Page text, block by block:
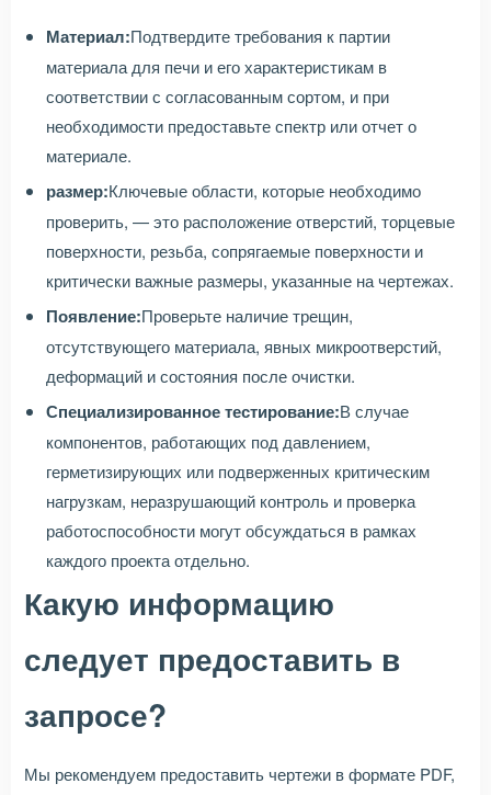
Материал:Подтвердите требования к партии
материала для печи и его характеристикам в
соответствии с согласованным сортом, и при
необходимости предоставьте спектр или отчет о
материале.
размер:Ключевые области, которые необходимо
проверить, — это расположение отверстий, торцевые
поверхности, резьба, сопрягаемые поверхности и
критически важные размеры, указанные на чертежах.
Появление:Проверьте наличие трещин,
отсутствующего материала, явных микроотверстий,
деформаций и состояния после очистки.
Специализированное тестирование:В случае
компонентов, работающих под давлением,
герметизирующих или подверженных критическим
нагрузкам, неразрушающий контроль и проверка
работоспособности могут обсуждаться в рамках
каждого проекта отдельно.
Какую информацию
следует предоставить в
запросе?
Мы рекомендуем предоставить чертежи в формате PDF,